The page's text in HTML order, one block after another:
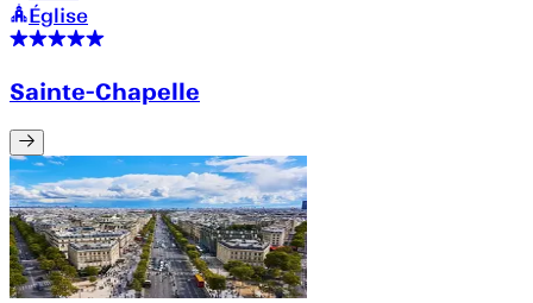
Église
Sainte-Chapelle